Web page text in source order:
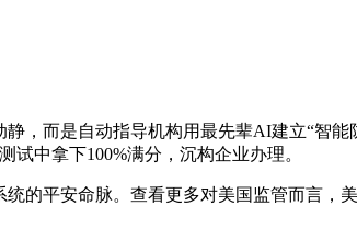
而是自动指导机构用最先辈AI建立“智能
中拿下100%满分，沉构企业办理。
平安命脉。查看更多对美国监管而言，